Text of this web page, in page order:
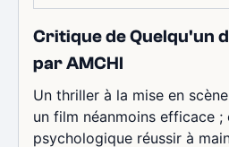
Critique de Quelqu'un
par AMCHI
Un thriller à la mise en
un film néanmoins efficace ;
psychologique réussir à